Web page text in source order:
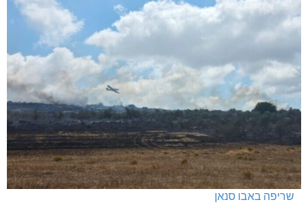
שריפה באבו סנאן